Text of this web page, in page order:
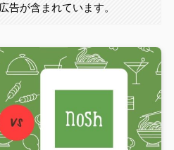
告が含まれています。